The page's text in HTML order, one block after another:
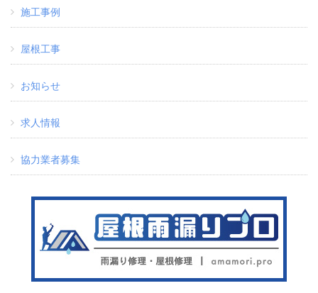
施工事例
屋根工事
お知らせ
求人情報
協力業者募集